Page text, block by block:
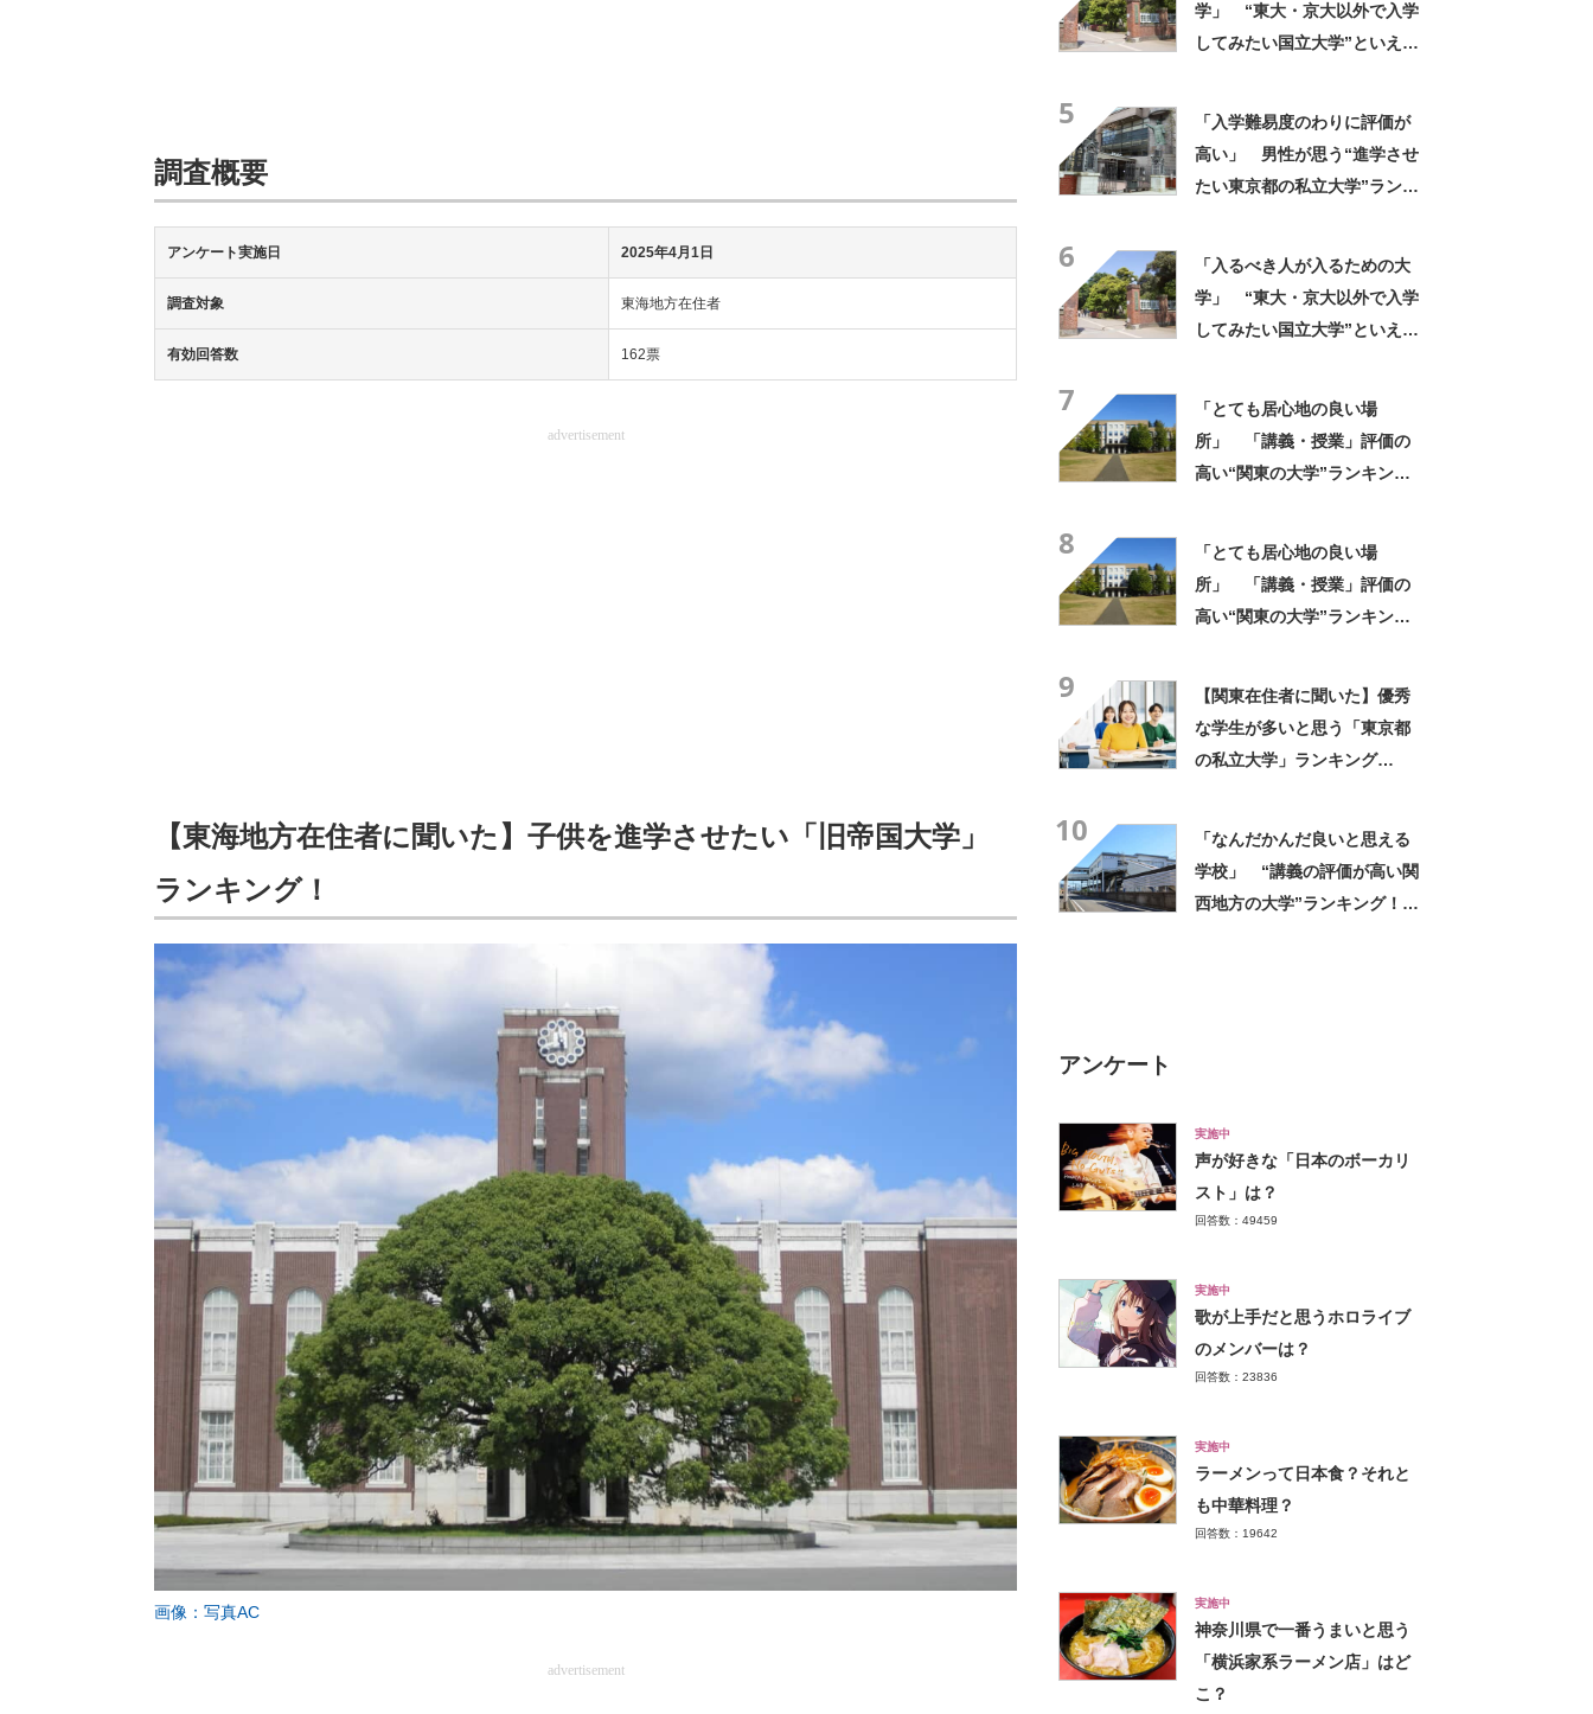
調査概要
アンケート実施日 2025年4月1日
調査対象 東海地方在住者
有効回答数 162票
advertisement
【東海地方在住者に聞いた】子供を進学させたい「旧帝国大学」
ランキング！
画像：写真AC
advertisement
学」 “東大・京大以外で入学
してみたい国立大学”といえ
5
「入学難易度のわりに評価が
高い」 男性が思う“進学させ
たい東京都の私立大学”ランキ
6
「入るべき人が入るための大
学」 “東大・京大以外で入学
してみたい国立大学”といえ
7
「とても居心地の良い場
所」 「講義・授業」評価の
高い“関東の大学”ランキング
8
「とても居心地の良い場
所」 「講義・授業」評価の
高い“関東の大学”ランキング
9
【関東在住者に聞いた】優秀
な学生が多いと思う「東京都
の私立大学」ランキング
10
「なんだかんだ良いと思える
学校」 “講義の評価が高い関
西地方の大学”ランキング！
アンケート
実施中
声が好きな「日本のボーカリ
スト」は？
回答数：49459
実施中
歌が上手だと思うホロライブ
のメンバーは？
回答数：23836
実施中
ラーメンって日本食？それと
も中華料理？
回答数：19642
実施中
神奈川県で一番うまいと思う
「横浜家系ラーメン店」はど
こ？